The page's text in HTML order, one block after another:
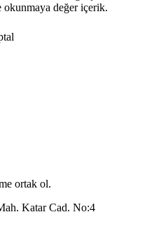
okunmaya değer içerik.
ortak ol.
Katar Cad. No:4